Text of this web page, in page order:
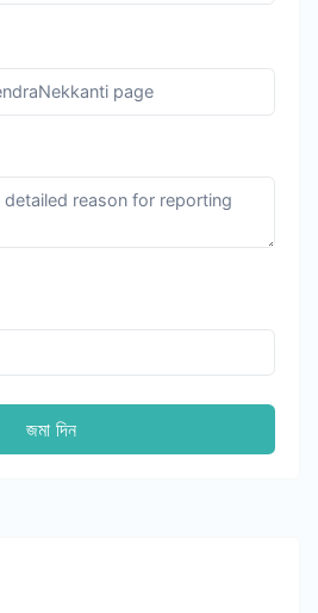
জমা দিন